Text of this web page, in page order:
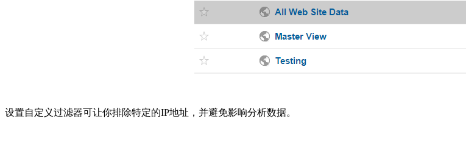
设置自定义过滤器可让你排除特定的IP地址，并避免影响分析数据。